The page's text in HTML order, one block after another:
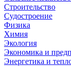
Строительство
Судостроение
Физика
Химия
Экология
Экономика и
Энергетика и